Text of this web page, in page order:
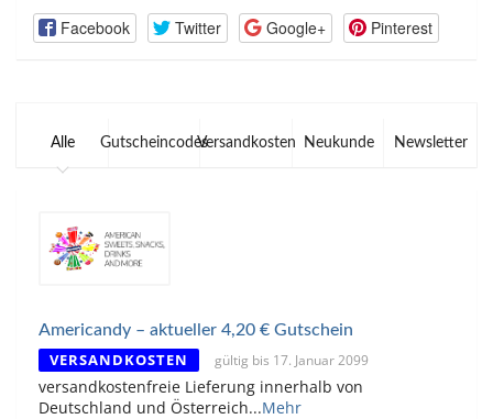
Facebook Twitter Google+ Pinterest
Alle GutscheincodesVersandkosten Neukunde Newsletter
Americandy – aktueller 4,20 € Gutschein
VERSANDKOSTEN gültig bis 17. Januar 2099
versandkostenfreie Lieferung innerhalb von
Deutschland und Österreich...Mehr